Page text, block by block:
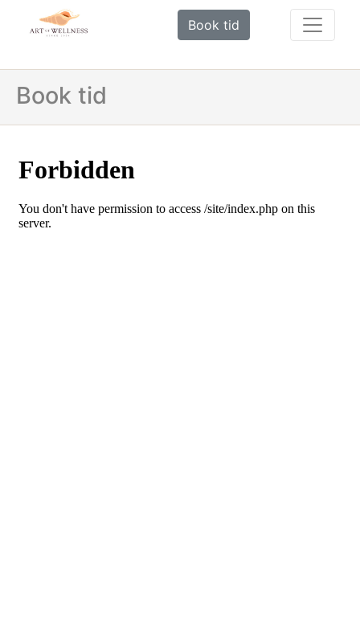
Book tid
Book tid